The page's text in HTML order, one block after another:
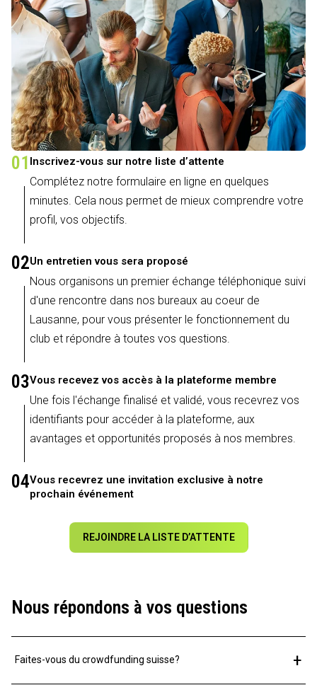
01 Inscrivez-vous sur notre liste d’attente
Complétez notre formulaire en ligne en quelques
minutes. Cela nous permet de mieux comprendre votre
profil, vos objectifs.
02Un entretien vous sera proposé
Nous organisons un premier échange téléphonique suivi
d'une rencontre dans nos bureaux au coeur de
Lausanne, pour vous présenter le fonctionnement du
club et répondre à toutes vos questions.
03Vous recevez vos accès à la plateforme membre
Une fois l'échange finalisé et validé, vous recevrez vos
identifiants pour accéder à la plateforme, aux
avantages et opportunités proposés à nos membres.
04Vous recevrez une invitation exclusive à notre
prochain événement
REJOINDRE LA LISTE D’ATTENTE
Nous répondons à vos questions
Faites-vous du crowdfunding suisse? +